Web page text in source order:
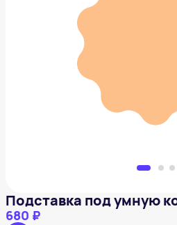
Подставка под
Подставка под умную
680 ₽